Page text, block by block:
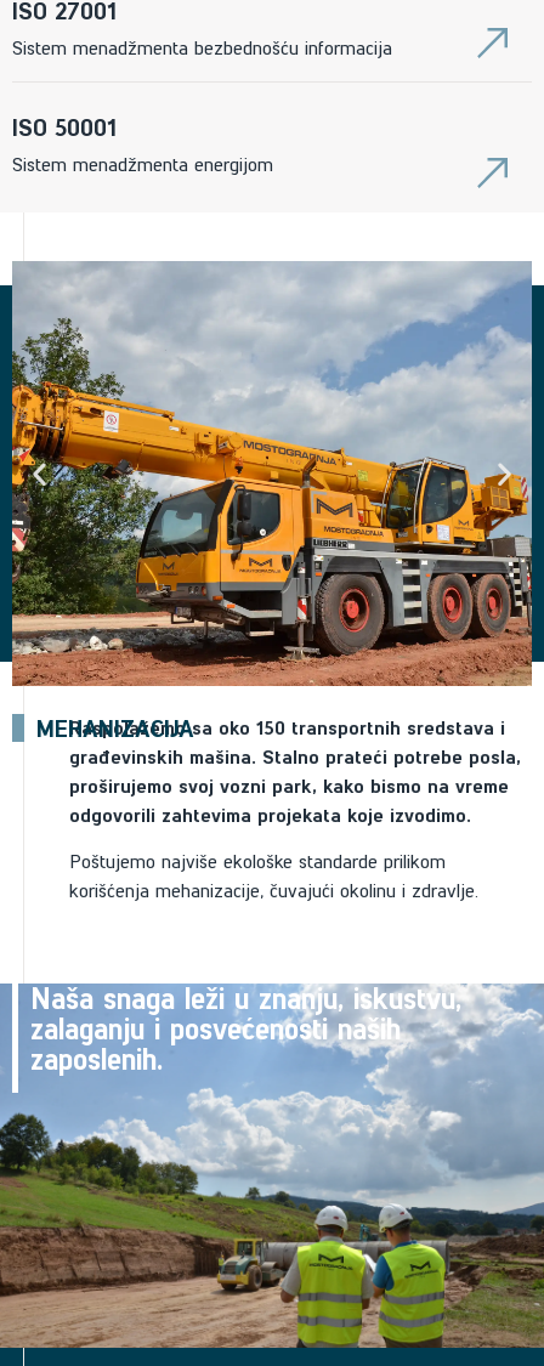
ISO 27001
Sistem menadžmenta bezbednošću informacija
ISO 50001
Sistem menadžmenta energijom
MEHANIZACIJA
Raspolažemo sa oko 150 transportnih sredstava i
građevinskih mašina. Stalno prateći potrebe posla,
proširujemo svoj vozni park, kako bismo na vreme
odgovorili zahtevima projekata koje izvodimo.
Poštujemo najviše ekološke standarde prilikom
korišćenja mehanizacije, čuvajući okolinu i zdravlje.
Naša snaga leži u znanju, iskustvu,
zalaganju i posvećenosti naših
zaposlenih.